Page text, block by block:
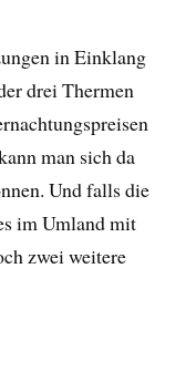
in Einklang
drei Thermen
man sich da
Und falls die
im Umland mit
zwei weitere